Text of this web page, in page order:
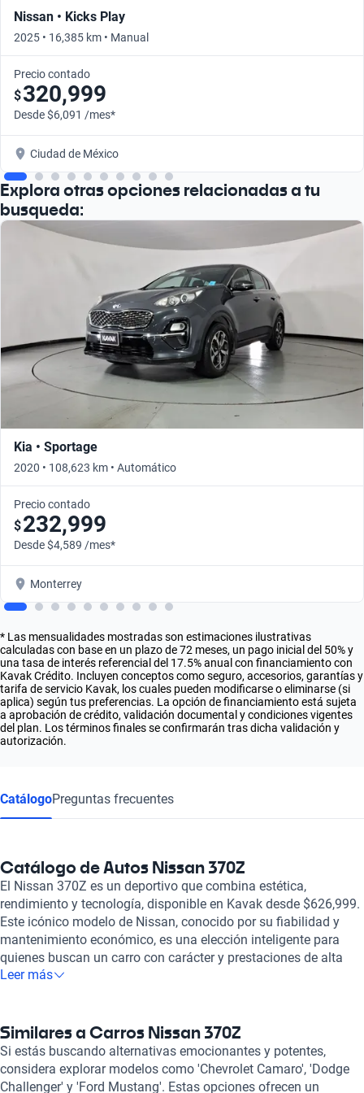
Nissan • Kicks Play
2025 • 16,385 km • Manual
Precio contado
$320,999
Desde $6,091 /mes*
Ciudad de México
Explora otras opciones relacionadas a tu
busqueda:
Kia • Sportage
2020 • 108,623 km • Automático
Precio contado
$232,999
Desde $4,589 /mes*
Monterrey
* Las mensualidades mostradas son estimaciones ilustrativas
calculadas con base en un plazo de 72 meses, un pago inicial del 50% y
una tasa de interés referencial del 17.5% anual con financiamiento con
Kavak Crédito. Incluyen conceptos como seguro, accesorios, garantías y
tarifa de servicio Kavak, los cuales pueden modificarse o eliminarse (si
aplica) según tus preferencias. La opción de financiamiento está sujeta
a aprobación de crédito, validación documental y condiciones vigentes
del plan. Los términos finales se confirmarán tras dicha validación y
autorización.
CatálogoPreguntas frecuentes
Catálogo de Autos Nissan 370Z
El Nissan 370Z es un deportivo que combina estética,
rendimiento y tecnología, disponible en Kavak desde $626,999.
Este icónico modelo de Nissan, conocido por su fiabilidad y
mantenimiento económico, es una elección inteligente para
quienes buscan un carro con carácter y prestaciones de alta
gama. Con un motor V6 de 3.7 litros que entrega hasta 332 HP,
Además, su diseño aerodinámico y moderno no pasa
desapercibido, reflejando la pasión por el detalle y la ingeniería
japonesa. A pesar de ser un carro deportivo, su consumo de
combustible es razonable, y la seguridad vehicular no se queda
Leer más
Similares a Carros Nissan 370Z
Si estás buscando alternativas emocionantes y potentes,
considera explorar modelos como 'Chevrolet Camaro', 'Dodge
Challenger' y 'Ford Mustang'. Estas opciones ofrecen un